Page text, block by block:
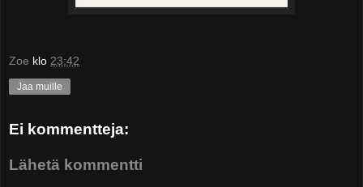
Zoe klo 23:42
Jaa muille
Ei kommentteja:
Lähetä kommentti